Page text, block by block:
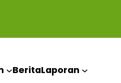
BeritaLaporan